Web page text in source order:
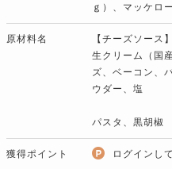
ｇ）、マッケロ
原材料名
【チーズソース】
生クリーム（国
ズ、ベーコン、
ウダー、塩
パスタ、黒胡椒
獲得ポイント ログインし